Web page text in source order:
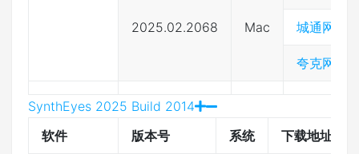
2025.02.2068 Mac 城通网盘
夸克网盘
SynthEyes 2025 Build 2014
软件
版本号 系统 下载地址